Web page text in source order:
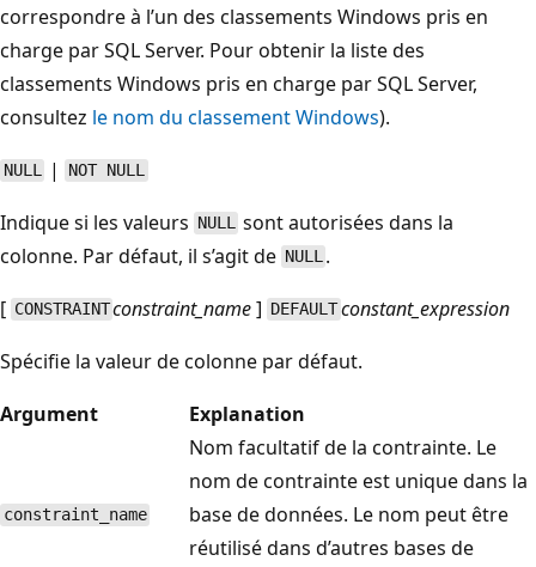
correspondre à l’un des classements Windows pris en
charge par SQL Server. Pour obtenir la liste des
classements Windows pris en charge par SQL Server,
consultez le nom du classement Windows).
NULL | NOT NULL
Indique si les valeurs NULL sont autorisées dans la
colonne. Par défaut, il s’agit de NULL .
[ CONSTRAINTconstraint_name] DEFAULTconstant_expression
Spécifie la valeur de colonne par défaut.
Argument
Explanation
constraint_name
Nom facultatif de la contrainte. Le
nom de contrainte est unique dans la
base de données. Le nom peut être
réutilisé dans d’autres bases de